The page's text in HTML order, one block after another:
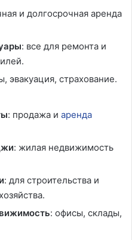
и долгосрочная аренда
: все для ремонта и
эвакуация, страхование.
: продажа и аренда
: жилая недвижимость
: для строительства и
: офисы, склады,